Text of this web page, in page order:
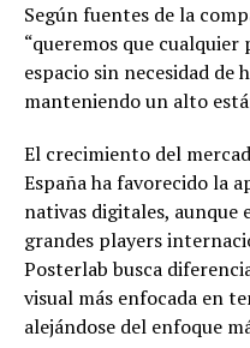
Según fuentes de la
“queremos que
espacio sin necesidad
manteniendo un alto
El crecimiento del
España ha favorecido la
nativas digitales, aunque
grandes players
Posterlab busca
visual más enfocada en
alejándose del enfoque